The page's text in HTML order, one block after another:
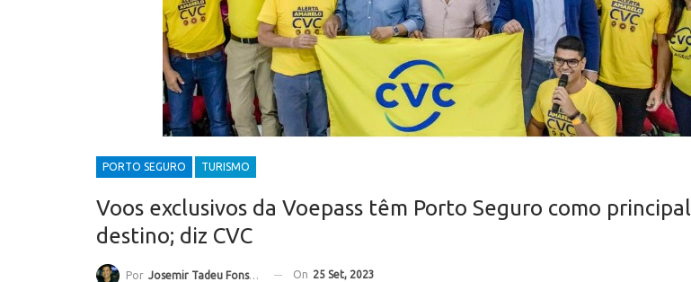
PORTO SEGURO TURISMO
Voos exclusivos da Voepass têm Porto Seguro como principal
destino; diz CVC
Por Josemir Tadeu Fonseca On 25 Set, 2023